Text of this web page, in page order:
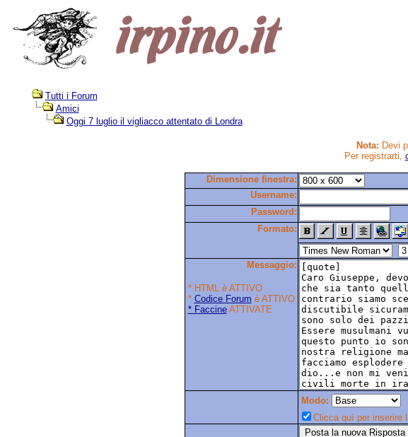
Tutti i Forum
Amici
Oggi 7 luglio il vigliacco attentato di Londra
Nota: Devi
Per registrarti,
Dimensione finestra:
Username:
Password:
Formato:
Messaggio:
* HTML è ATTIVO
* Codice Forum è ATTIVO
* FaccineATTIVATE
Modo:
Clicca quì per inserire